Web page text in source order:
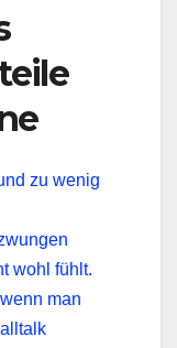
zu wenig
wohl fühlt.
man